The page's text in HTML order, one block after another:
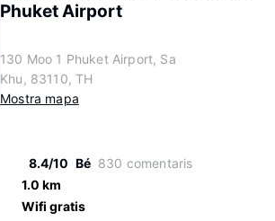
Phuket Airport
130 Moo 1 Phuket Airport, Sa
Khu, 83110, TH
Mostra mapa
8.4/10 Bé 830 comentaris
1.0 km
Wifi gratis